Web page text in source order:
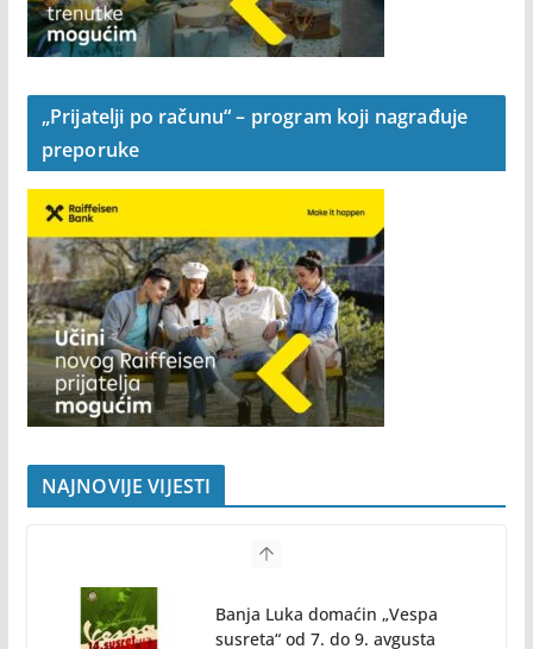
„Prijatelji po računu“ – program koji nagrađuje
preporuke
NAJNOVIJE VIJESTI